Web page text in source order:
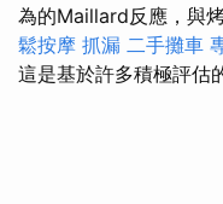
為的Maillard反應，與
鬆按摩 抓漏 二手攤車
這是基於許多積極評估